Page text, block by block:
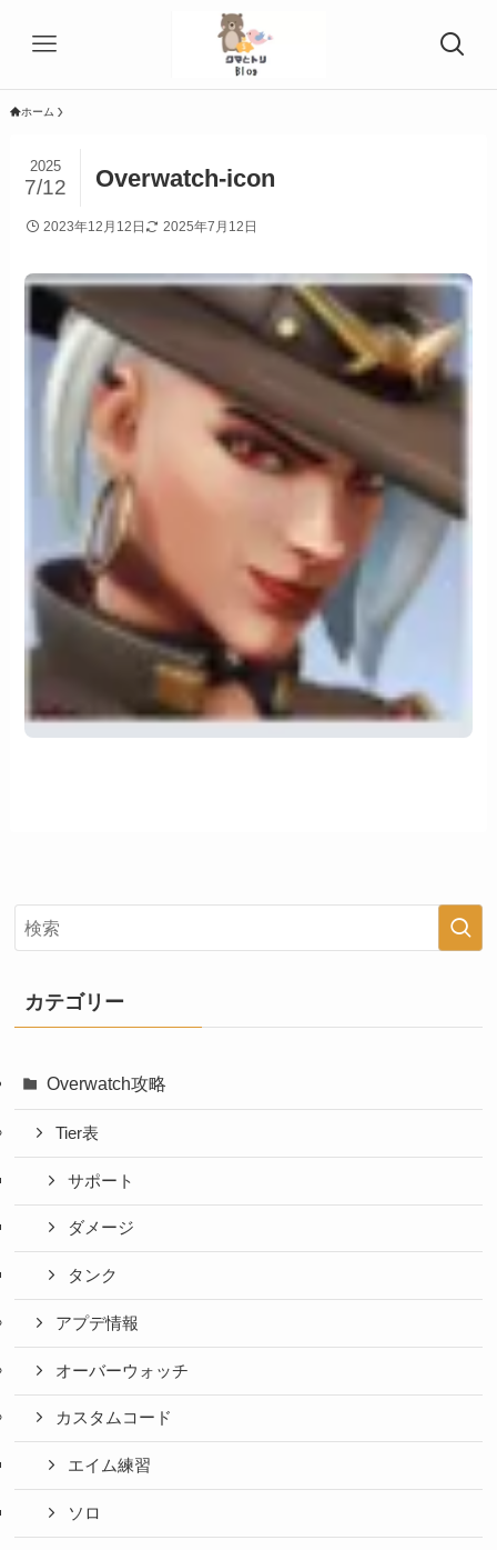
ホーム
Overwatch-icon
2025
7/12
2023年12月12日 2025年7月12日
カテゴリー
Overwatch攻略
Tier表
サポート
ダメージ
タンク
アプデ情報
オーバーウォッチ
カスタムコード
エイム練習
ソロ